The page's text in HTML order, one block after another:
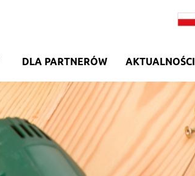
DLA PARTNERÓW AKTUALNOŚCI